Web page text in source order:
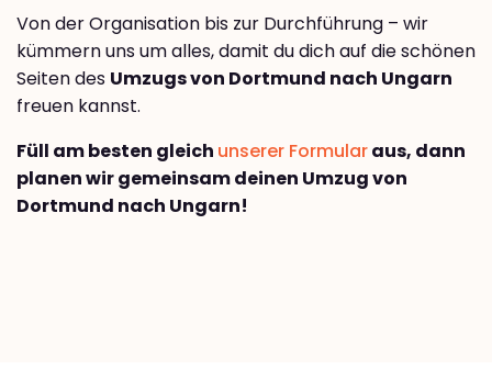
Von der Organisation bis zur Durchführung – wir
kümmern uns um alles, damit du dich auf die schönen
Seiten des Umzugs von Dortmund nach Ungarn
freuen kannst.
Füll am besten gleich unserer Formularaus, dann
planen wir gemeinsam deinen Umzug von
Dortmund nach Ungarn!